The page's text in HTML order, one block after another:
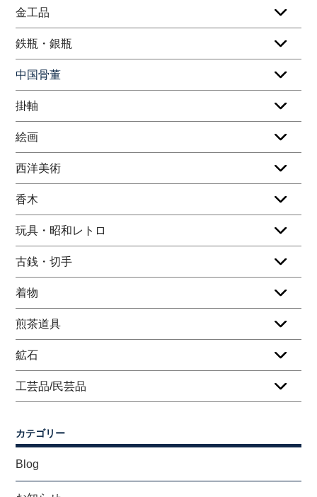
金工品
鉄瓶・銀瓶
中国骨董
掛軸
絵画
西洋美術
香木
玩具・昭和レトロ
古銭・切手
着物
煎茶道具
鉱石
工芸品/民芸品
カテゴリー
Blog